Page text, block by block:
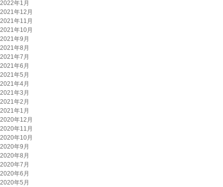
2022年1月
2021年12月
2021年11月
2021年10月
2021年9月
2021年8月
2021年7月
2021年6月
2021年5月
2021年4月
2021年3月
2021年2月
2021年1月
2020年12月
2020年11月
2020年10月
2020年9月
2020年8月
2020年7月
2020年6月
2020年5月